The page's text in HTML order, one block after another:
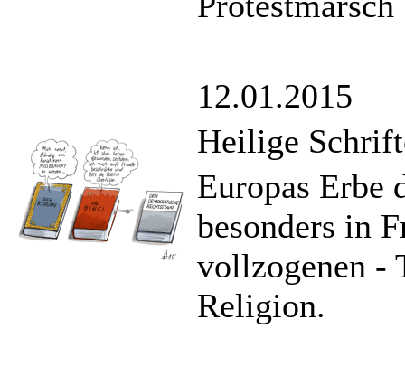
12.01.2015
Heilige
Europas Erbe
besonders in
vollzogenen -
Religion.